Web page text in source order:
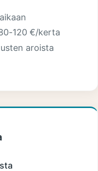
120 €/kerta
aroista